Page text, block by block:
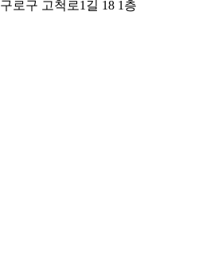
로구 고척로1길 18 1층